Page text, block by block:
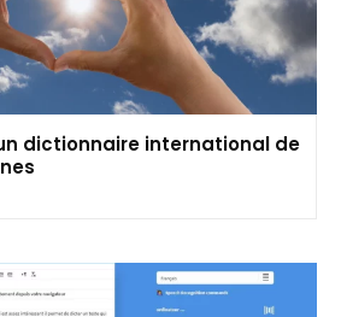
dictionnaire international de